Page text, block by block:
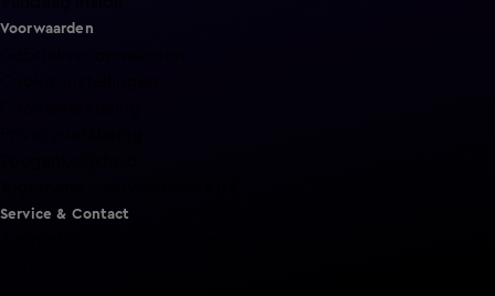
Voorwaarden
Service & Contact